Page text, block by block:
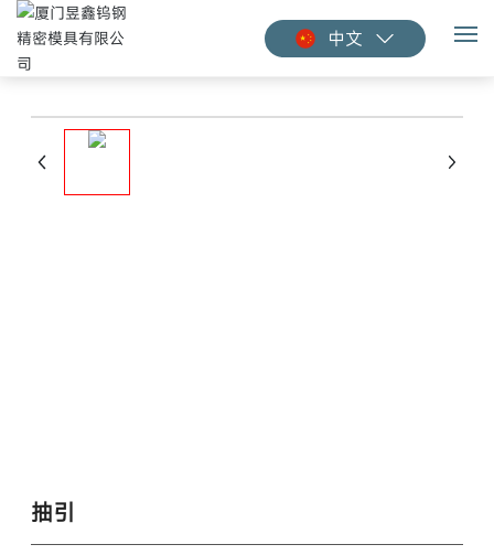
产品中心
中文
抽引